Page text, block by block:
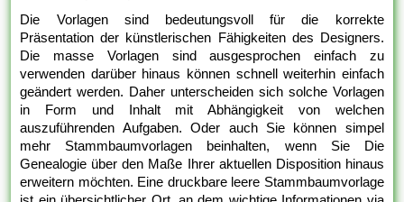
Die Vorlagen sind bedeutungsvoll für die korrekte
Präsentation der künstlerischen Fähigkeiten des Designers.
Die masse Vorlagen sind ausgesprochen einfach zu
verwenden darüber hinaus können schnell weiterhin einfach
geändert werden. Daher unterscheiden sich solche Vorlagen
in Form und Inhalt mit Abhängigkeit von welchen
auszuführenden Aufgaben. Oder auch Sie können simpel
mehr Stammbaumvorlagen beinhalten, wenn Sie Die
Genealogie über den Maße Ihrer aktuellen Disposition hinaus
erweitern möchten. Eine druckbare leere Stammbaumvorlage